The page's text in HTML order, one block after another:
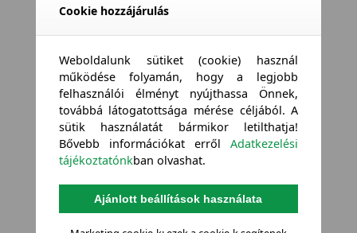
Cookie hozzájárulás
Weboldalunk sütiket (cookie) használ
működése folyamán, hogy a legjobb
felhasználói élményt nyújthassa Önnek,
továbbá látogatottsága mérése céljából. A
sütik használatát bármikor letilthatja!
Bővebb információkat errőlAdatkezelési
tájékoztatónkban olvashat.
Ajánlott beállítások használata